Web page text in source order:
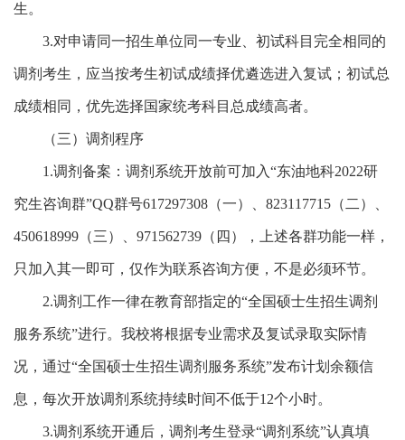
生。
3.对申请同一招生单位同一专业、初试科目完全相同的
调剂考生，应当按考生初试成绩择优遴选进入复试；初试总
成绩相同，优先选择国家统考科目总成绩高者。
（三）调剂程序
1.调剂备案：调剂系统开放前可加入“东油地科2022研
究生咨询群”QQ群号617297308 （一）、 823117715 （二）、
450618999 （三）、 971562739 （四），上述各群功能一样，
只加入其一即可，仅作为联系咨询方便，不是必须环节。
2.调剂工作一律在教育部指定的“全国硕士生招生调剂
服务系统”进行。我校将根据专业需求及复试录取实际情
况，通过“全国硕士生招生调剂服务系统”发布计划余额信
息，每次开放调剂系统持续时间不低于12个小时。
3.调剂系统开通后，调剂考生登录“调剂系统”认真填